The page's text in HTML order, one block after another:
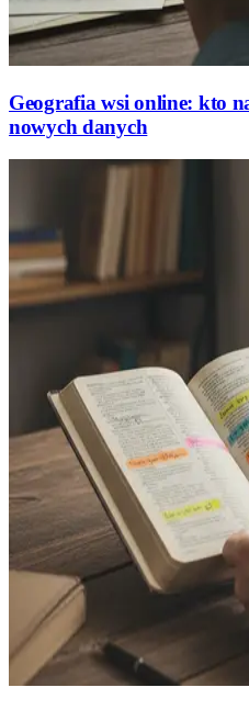
Geografia wsi online: kto
nowych danych